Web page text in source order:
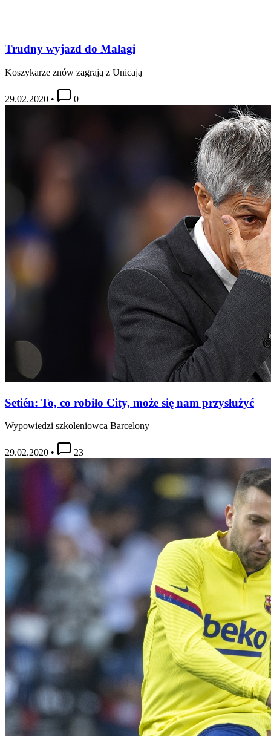
Trudny wyjazd do Malagi
Koszykarze znów zagrają z Unicają
29.02.2020 • 0
Setién: To, co robiło City, może się nam przysłużyć
Wypowiedzi szkoleniowca Barcelony
29.02.2020 • 23